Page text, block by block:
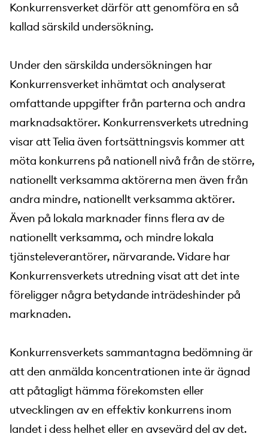
Konkurrensverket därför att genomföra en så
kallad särskild undersökning.
Under den särskilda undersökningen har
Konkurrensverket inhämtat och analyserat
omfattande uppgifter från parterna och andra
marknadsaktörer. Konkurrensverkets utredning
visar att Telia även fortsättningsvis kommer att
möta konkurrens på nationell nivå från de större,
nationellt verksamma aktörerna men även från
andra mindre, nationellt verksamma aktörer.
Även på lokala marknader finns flera av de
nationellt verksamma, och mindre lokala
tjänsteleverantörer, närvarande. Vidare har
Konkurrensverkets utredning visat att det inte
föreligger några betydande inträdeshinder på
marknaden.
Konkurrensverkets sammantagna bedömning är
att den anmälda koncentrationen inte är ägnad
att påtagligt hämma förekomsten eller
utvecklingen av en effektiv konkurrens inom
landet i dess helhet eller en avsevärd del av det.